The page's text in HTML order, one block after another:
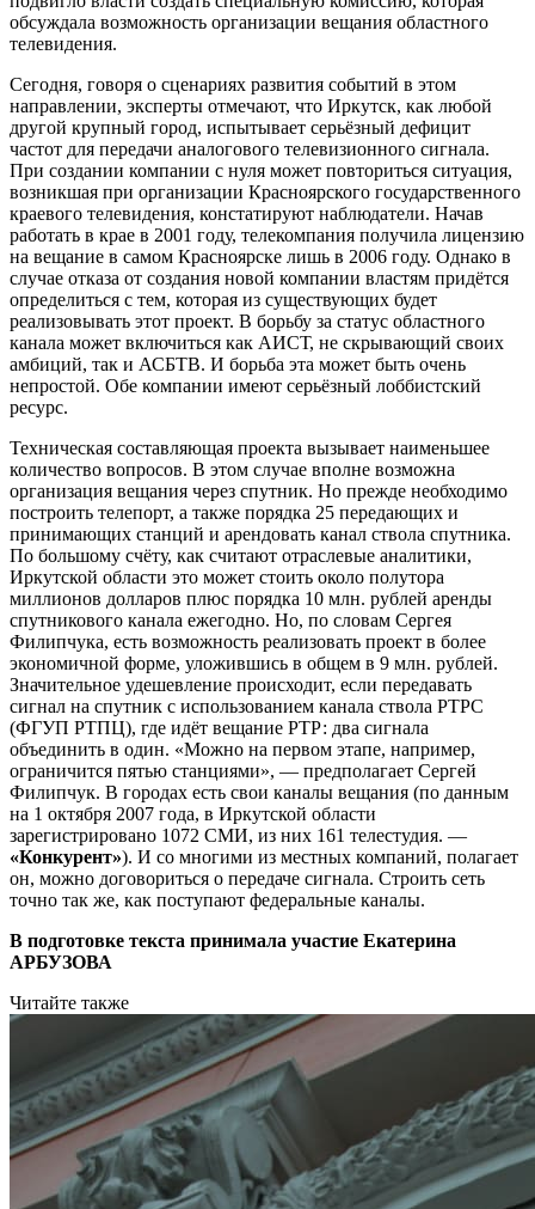
обсуждала возможность организации вещания областного
телевидения.
Сегодня, говоря о сценариях развития событий в этом
направлении, эксперты отмечают, что Иркутск, как любой
другой крупный город, испытывает серьёзный дефицит
частот для передачи аналогового телевизионного сигнала.
При создании компании с нуля может повториться ситуация,
возникшая при организации Красноярского государственного
краевого телевидения, констатируют наблюдатели. Начав
работать в крае в 2001 году, телекомпания получила лицензию
на вещание в самом Красноярске лишь в 2006 году. Однако в
случае отказа от создания новой компании властям придётся
определиться с тем, которая из существующих будет
реализовывать этот проект. В борьбу за статус областного
канала может включиться как АИСТ, не скрывающий своих
амбиций, так и АСБТВ. И борьба эта может быть очень
непростой. Обе компании имеют серьёзный лоббистский
ресурс.
Техническая составляющая проекта вызывает наименьшее
количество вопросов. В этом случае вполне возможна
организация вещания через спутник. Но прежде необходимо
построить телепорт, а также порядка 25 передающих и
принимающих станций и арендовать канал ствола спутника.
По большому счёту, как считают отраслевые аналитики,
Иркутской области это может стоить около полутора
миллионов долларов плюс порядка 10 млн. рублей аренды
спутникового канала ежегодно. Но, по словам Сергея
Филипчука, есть возможность реализовать проект в более
экономичной форме, уложившись в общем в 9 млн. рублей.
Значительное удешевление происходит, если передавать
сигнал на спутник с использованием канала ствола РТРС
(ФГУП РТПЦ), где идёт вещание РТР: два сигнала
объединить в один. «Можно на первом этапе, например,
ограничится пятью станциями», — предполагает Сергей
Филипчук. В городах есть свои каналы вещания (по данным
на 1 октября 2007 года, в Иркутской области
зарегистрировано 1072 СМИ, из них 161 телестудия. —
«Конкурент»). И со многими из местных компаний, полагает
он, можно договориться о передаче сигнала. Строить сеть
точно так же, как поступают федеральные каналы.
В подготовке текста принимала участие Екатерина
АРБУЗОВА
Читайте также